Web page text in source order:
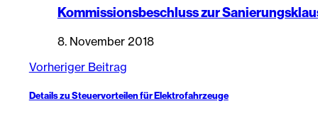
Kommissionsbeschluss zur
8. November 2018
Vorheriger Beitrag
Details zu Steuervorteilen für Elektrofahrzeuge